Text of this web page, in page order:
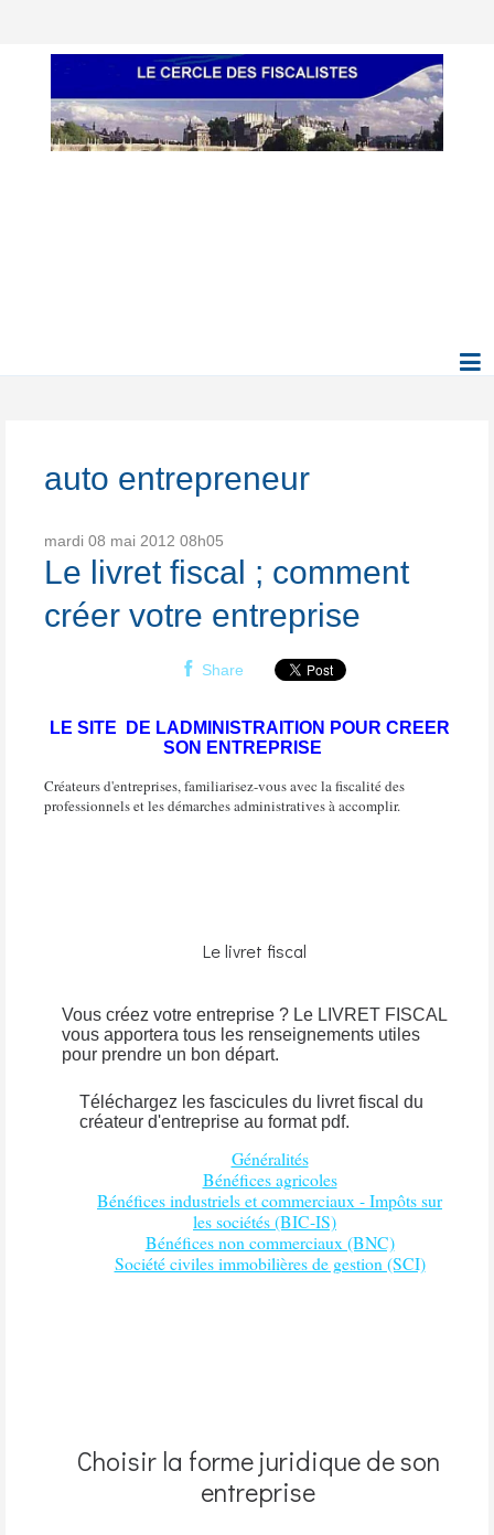
auto entrepreneur
mardi 08 mai 2012 08h05
Le livret fiscal ; comment
créer votre entreprise
Share
LE SITE DE LADMINISTRAITION POUR CREER
SON ENTREPRISE
Créateurs d'entreprises, familiarisez-vous avec la fiscalité des
professionnels et les démarches administratives à accomplir.
Le livret fiscal
Vous créez votre entreprise ? Le LIVRET FISCAL
vous apportera tous les renseignements utiles
pour prendre un bon départ.
Téléchargez les fascicules du livret fiscal du
créateur d'entreprise au format pdf.
Généralités
Bénéfices agricoles
Bénéfices industriels et commerciaux - Impôts sur
les sociétés (BIC-IS)
Bénéfices non commerciaux (BNC)
Société civiles immobilières de gestion (SCI)
Choisir la forme juridique de son
entreprise